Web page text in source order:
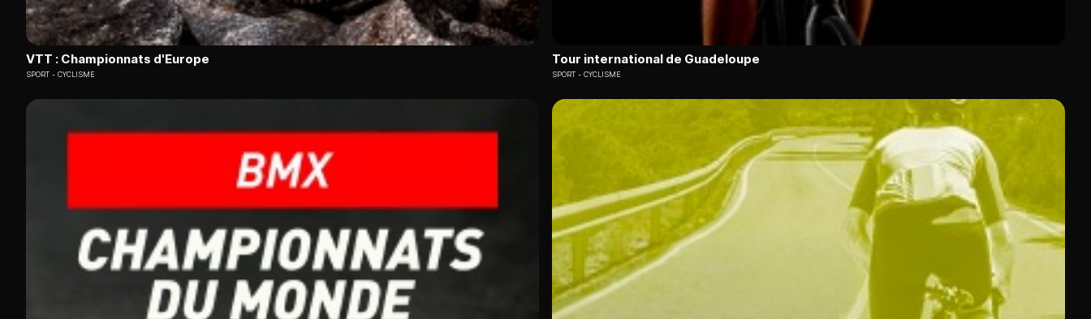
VTT : Championnats d'Europe
SPORT CYCLISME
Tour international de Guadeloupe
SPORT CYCLISME